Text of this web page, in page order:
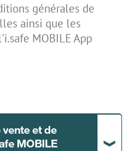
générales de
ainsi que les
MOBILE App
et de
MOBILE